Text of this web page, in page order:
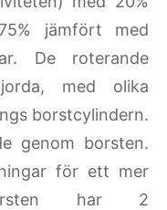
jämfört med
De roterande
med olika
borstcylindern.
genom borsten.
för ett mer
har 2